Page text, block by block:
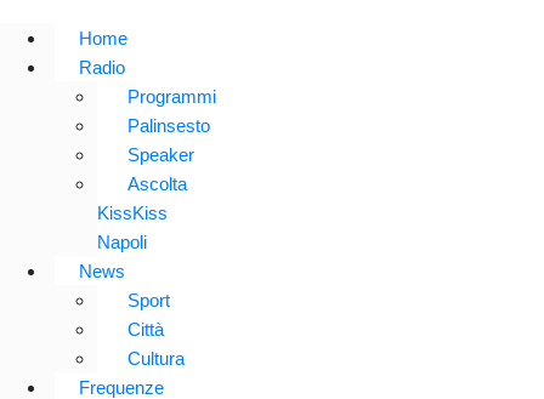
Home
Radio
Programmi
Palinsesto
Speaker
Ascolta
KissKiss
Napoli
News
Sport
Città
Cultura
Frequenze